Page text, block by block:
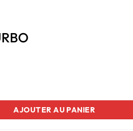
AJOUTER AU PANIER